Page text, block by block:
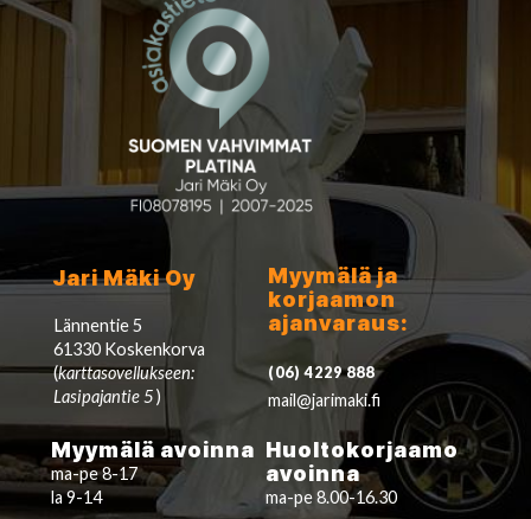
Jari Mäki Oy
Lännentie 5
61330 Koskenkorva
(karttasovellukseen:
Lasipajantie 5)
Myymälä ja
korjaamon
ajanvaraus:
(06) 4229 888
mail@jarimaki.fi
Myymälä avoinna
ma-pe 8-17
la 9-14
Huoltokorjaamo
avoinna
ma-pe 8.00-16.30